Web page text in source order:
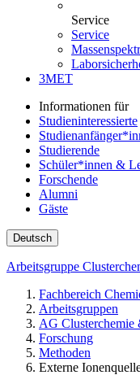
Service
Service
3MET
Informationen für
Studieninteressierte
Studierende
Schüler*innen &
Forschende
Alumni
Gäste
Deutsch
Arbeitsgruppe
Fachbereich
Arbeitsgruppen
AG
Forschung
Methoden
Externe